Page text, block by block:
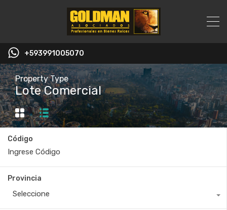
+593991005070
Property Type
Lote Comercial
Código
Provincia
Seleccione